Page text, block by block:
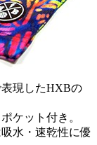
現したHXBの
ケット付き。
水・速乾性に優